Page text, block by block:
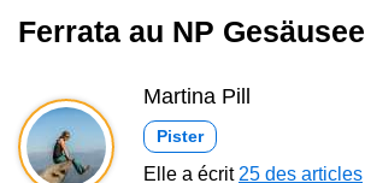
Ferrata au NP Gesäusee
Martina Pill
Pister
Elle a écrit 25 des articles